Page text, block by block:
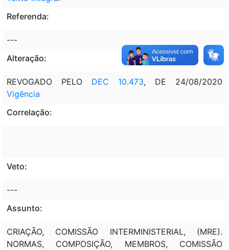
Referenda:
---
Alteração:
REVOGADO PELO DEC 10.473, DE 24/08/2020
Vigência
Correlação:
Veto:
---
Assunto:
CRIAÇÃO, COMISSÃO INTERMINISTERIAL, (MRE).
NORMAS, COMPOSIÇÃO, MEMBROS, COMISSÃO